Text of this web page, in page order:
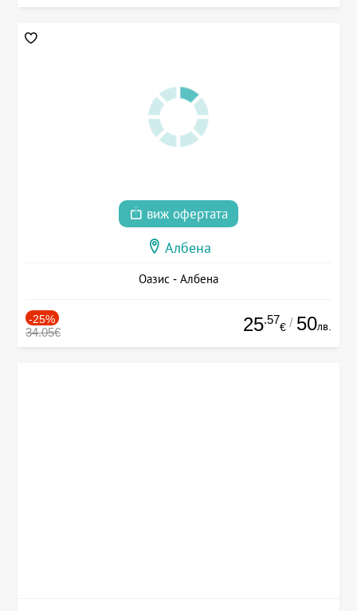
виж офертата
Албена
Оазис - Албена
-25%
34.05€ 25.57
€ / 50лв.